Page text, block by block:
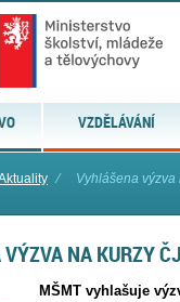
VZDĚLÁVÁNÍ
⁄ Vyhlášena výzva
NA KURZY
MŠMT vyhlašuje